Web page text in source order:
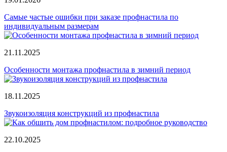
Самые частые ошибки при заказе профнастила по
индивидуальным размерам
21.11.2025
Особенности монтажа профнастила в зимний период
18.11.2025
Звукоизоляция конструкций из профнастила
22.10.2025